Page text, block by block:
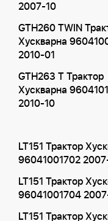
2007-10
GTH260 TWIN
Хускварна
2010-01
GTH263 T Трактор
Хускварна
2010-10
LT151 Трактор
96041001702
LT151 Трактор
96041001704
LT151 Трактор